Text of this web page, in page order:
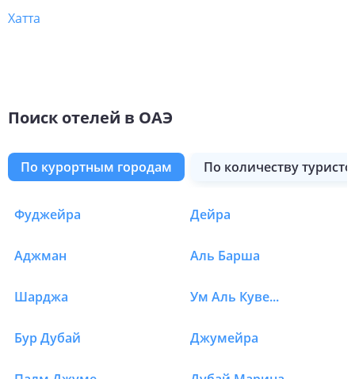
Хатта
Поиск отелей в ОАЭ
по курортным городам по количеству
Отели в ОАЭ в Абу
Фуджейра Дейра
Аджман Аль Барша
Шарджа Ум Аль Кувейн
Бур Дубай Джумейра